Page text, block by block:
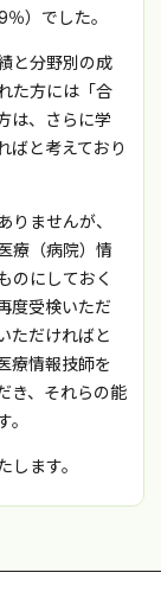
）でした。
と分野別の成
た方には「合
は、さらに学
ばと考えており
ませんが、
療（病院）情
のにしておく
度受検いただ
ただければと
療情報技師を
き、それらの能
ます。